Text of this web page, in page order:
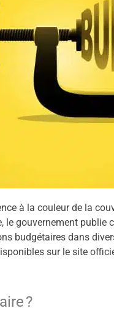
à la couleur de la
le gouvernement publie
budgétaires dans
sur le site
?